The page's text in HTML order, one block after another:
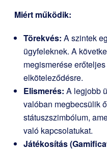
Miért működik:
Törekvés: A szintek
ügyfeleknek. A
megismerése
elköteleződésre.
Elismerés: A legjobb
valóban megbecsülik
státuszszimbólum,
való kapcsolatukat.
Játékosítás